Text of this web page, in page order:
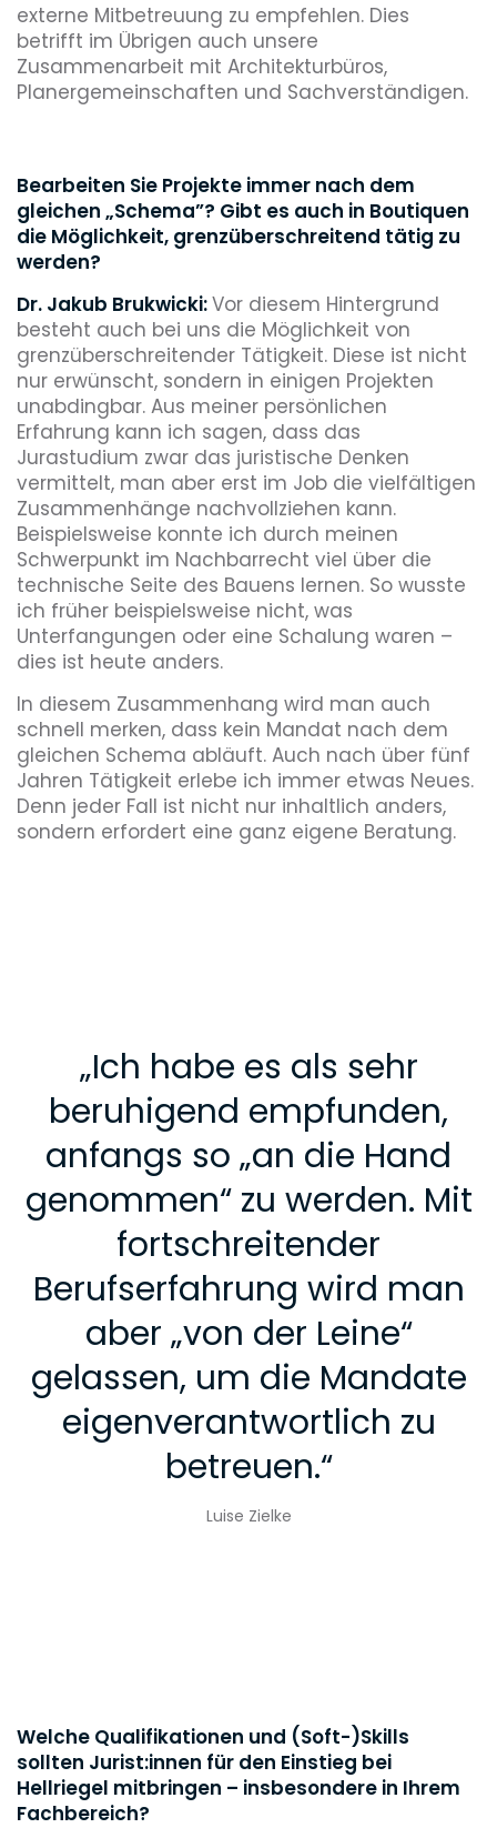
externe Mitbetreuung zu empfehlen. Dies
betrifft im Übrigen auch unsere
Zusammenarbeit mit Architekturbüros,
Planergemeinschaften und Sachverständigen.
Bearbeiten Sie Projekte immer nach dem
gleichen „Schema”? Gibt es auch in Boutiquen
die Möglichkeit, grenzüberschreitend tätig zu
werden?
Dr. Jakub Brukwicki:Vor diesem Hintergrund
besteht auch bei uns die Möglichkeit von
grenzüberschreitender Tätigkeit. Diese ist nicht
nur erwünscht, sondern in einigen Projekten
unabdingbar. Aus meiner persönlichen
Erfahrung kann ich sagen, dass das
Jurastudium zwar das juristische Denken
vermittelt, man aber erst im Job die vielfältigen
Zusammenhänge nachvollziehen kann.
Beispielsweise konnte ich durch meinen
Schwerpunkt im Nachbarrecht viel über die
technische Seite des Bauens lernen. So wusste
ich früher beispielsweise nicht, was
Unterfangungen oder eine Schalung waren –
dies ist heute anders.
In diesem Zusammenhang wird man auch
schnell merken, dass kein Mandat nach dem
gleichen Schema abläuft. Auch nach über fünf
Jahren Tätigkeit erlebe ich immer etwas Neues.
Denn jeder Fall ist nicht nur inhaltlich anders,
sondern erfordert eine ganz eigene Beratung.
„Ich habe es als sehr
beruhigend empfunden,
anfangs so „an die Hand
genommen“ zu werden. Mit
fortschreitender
Berufserfahrung wird man
aber „von der Leine“
gelassen, um die Mandate
eigenverantwortlich zu
betreuen.“
Luise Zielke
Welche Qualifikationen und (Soft-)Skills
sollten Jurist:innen für den Einstieg bei
Hellriegel mitbringen – insbesondere in Ihrem
Fachbereich?